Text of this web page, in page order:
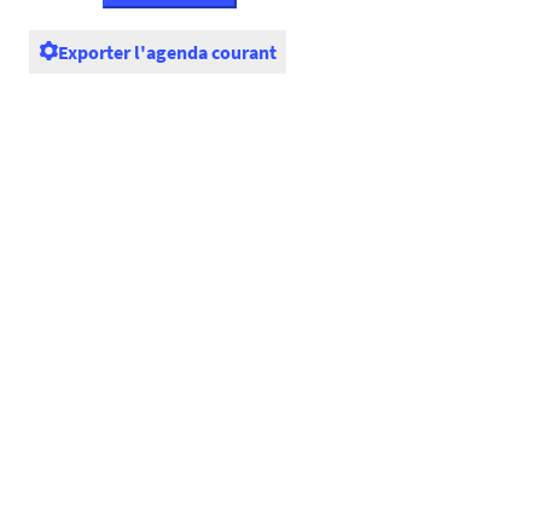
Exporter l'agenda courant